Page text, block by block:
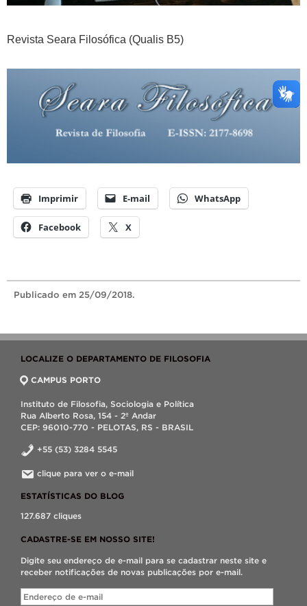
Revista Seara Filosófica (Qualis B5)
Imprimir E-mail WhatsApp
Facebook X
Publicado em 25/09/2018.
LOCALIZE O DEPARTAMENTO DE FILOSOFIA
CAMPUS PORTO
Instituto de Filosofia, Sociologia e Política
Rua Alberto Rosa, 154 - 2º Andar
CEP: 96010-770 - PELOTAS, RS - BRASIL
+55 (53) 3284 5545
clique para ver o e-mail
ESTATÍSTICAS DO BLOG
127.687 cliques
CADASTRE-SE EM NOSSO SITE!
Digite seu endereço de e-mail para se cadastrar neste site e
receber notificações de novas publicações por e-mail.
Endereço